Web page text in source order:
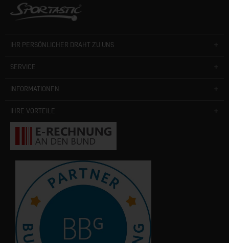
IHR PERSÖNLICHER DRAHT ZU UNS
SERVICE
INFORMATIONEN
IHRE VORTEILE